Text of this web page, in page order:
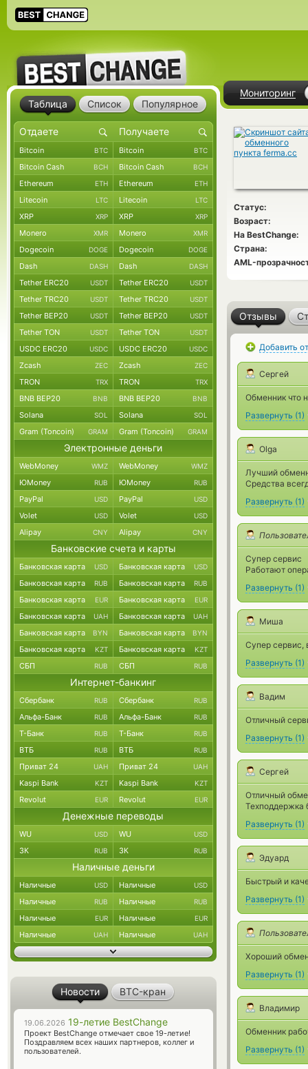
Мониторинг
Статус:
Возраст:
На BestChange:
Страна:
AML-
Отзывы
Добавить
Сергей
Обменник что
Развернуть (1)
Olga
Лучший
Средства
Развернуть (1)
Супер сервис
Работают
Развернуть (1)
Миша
Супер сервис,
Развернуть (1)
Вадим
Отличный
Развернуть (1)
Сергей
Отличный
Техподдержка
Развернуть (1)
Эдуард
Быстрый и
Развернуть (1)
Хороший
Развернуть (1)
Владимир
Обменник
Развернуть (1)
Таблица Список Популярное
Bitcoin BTC Bitcoin BTC
Bitcoin Cash BCH Bitcoin Cash BCH
Ethereum ETH Ethereum ETH
Litecoin LTC Litecoin LTC
XRP XRP XRP XRP
Monero XMR Monero XMR
Dogecoin DOGE Dogecoin DOGE
Dash DASH Dash DASH
Tether ERC20 USDT Tether ERC20 USDT
Tether TRC20 USDT Tether TRC20 USDT
Tether BEP20 USDT Tether BEP20 USDT
Tether TON USDT Tether TON USDT
USDC ERC20 USDC USDC ERC20 USDC
Zcash ZEC Zcash ZEC
TRON TRX TRON TRX
BNB BEP20 BNB BNB BEP20 BNB
Solana SOL Solana SOL
Gram (Toncoin) GRAM Gram (Toncoin) GRAM
Электронные деньги
WebMoney WMZ WebMoney WMZ
ЮMoney RUB ЮMoney RUB
PayPal USD PayPal USD
Volet USD Volet USD
Alipay CNY Alipay CNY
Банковские счета и карты
Банковская карта USD Банковская карта USD
Банковская карта RUB Банковская карта RUB
Банковская карта EUR Банковская карта EUR
Банковская карта UAH Банковская карта UAH
Банковская карта BYN Банковская карта BYN
Банковская карта KZT Банковская карта KZT
СБП RUB СБП RUB
Интернет-банкинг
Сбербанк RUB Сбербанк RUB
Альфа-Банк RUB Альфа-Банк RUB
Т-Банк RUB Т-Банк RUB
ВТБ RUB ВТБ RUB
Приват 24 UAH Приват 24 UAH
Kaspi Bank KZT Kaspi Bank KZT
Revolut EUR Revolut EUR
Денежные переводы
WU USD WU USD
ЗК RUB ЗК RUB
Наличные деньги
Наличные USD Наличные USD
Наличные RUB Наличные RUB
Наличные EUR Наличные EUR
Наличные UAH Наличные UAH
Новости BTC-кран
19.06.2026 19-летие BestChange
Проект BestChange отмечает свое 19-летие!
Поздравляем всех наших партнеров, коллег и
пользователей.